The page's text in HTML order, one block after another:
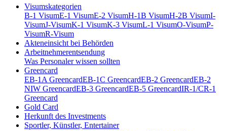
Visumskategorien
B-1 VisumE-1 VisumE-2 VisumH-1B VisumH-2B VisumI-
VisumJ-VisumK-1 VisumK-3 VisumL-1 VisumO-VisumP-
VisumR-Visum
Akteneinsicht bei Behörden
Arbeitnehmerentsendung
Was Personaler wissen sollten
Greencard
EB-1A GreencardEB-1C GreencardEB-2 GreencardEB-2
NIW GreencardEB-3 GreencardEB-5 GreencardIR-1/CR-1
Greencard
Gold Card
Herkunft des Investments
Sportler, Künstler, Entertainer